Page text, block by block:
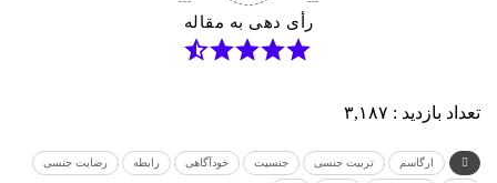
رأی دهی به مقاله
تعداد بازدید : ۳,۱۸۷
ارگاسم تربیت جنسی جنسیت خودآگاهی رابطه رضایت جنسی